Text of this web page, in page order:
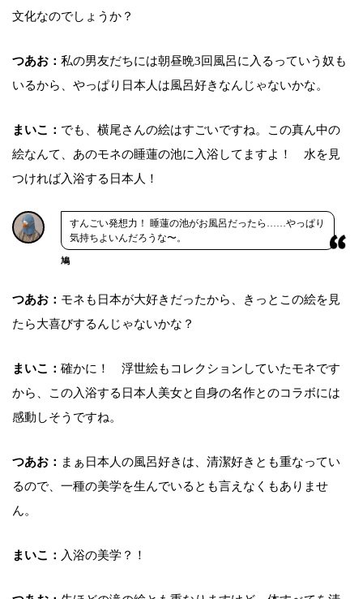
文化なのでしょうか？
つあお： 私の男友だちには朝昼晩3回風呂に入るっていう奴も
いるから、やっぱり日本人は風呂好きなんじゃないかな。
まいこ： でも、横尾さんの絵はすごいですね。この真ん中の
絵なんて、あのモネの睡蓮の池に入浴してますよ！ 水を見
つければ入浴する日本人！
すんごい発想力！ 睡蓮の池がお風呂だったら……やっぱり
気持ちよいんだろうな〜。
鳩
つあお： モネも日本が大好きだったから、きっとこの絵を見
たら大喜びするんじゃないかな？
まいこ： 確かに！ 浮世絵もコレクションしていたモネです
から、この入浴する日本人美女と自身の名作とのコラボには
感動しそうですね。
つあお： まぁ日本人の風呂好きは、清潔好きとも重なってい
るので、一種の美学を生んでいるとも言えなくもありませ
ん。
まいこ： 入浴の美学？！